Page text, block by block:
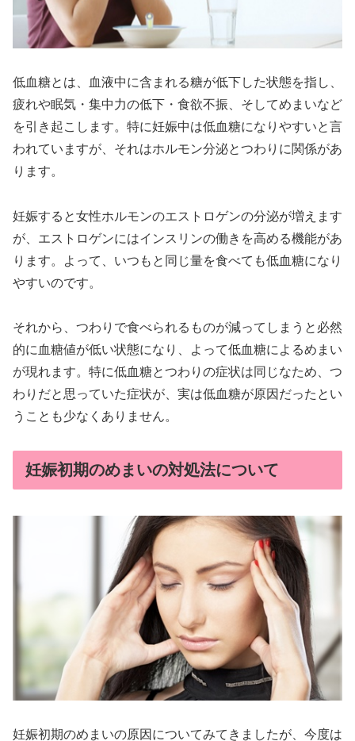
低血糖とは、血液中に含まれる糖が低下した状態を指し、
疲れや眠気・集中力の低下・食欲不振、そしてめまいなど
を引き起こします。特に妊娠中は低血糖になりやすいと言
われていますが、それはホルモン分泌とつわりに関係があ
ります。
妊娠すると女性ホルモンのエストロゲンの分泌が増えます
が、エストロゲンにはインスリンの働きを高める機能があ
ります。よって、いつもと同じ量を食べても低血糖になり
やすいのです。
それから、つわりで食べられるものが減ってしまうと必然
的に血糖値が低い状態になり、よって低血糖によるめまい
が現れます。特に低血糖とつわりの症状は同じなため、つ
わりだと思っていた症状が、実は低血糖が原因だったとい
うことも少なくありません。
妊娠初期のめまいの対処法について
妊娠初期のめまいの原因についてみてきましたが、今度は